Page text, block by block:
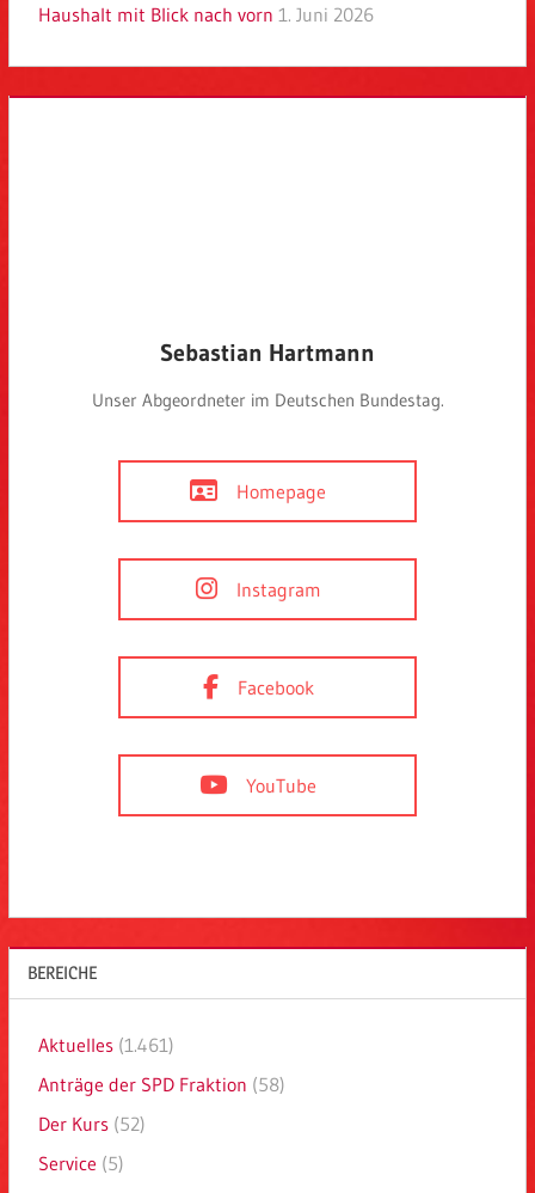
Haushalt mit Blick nach vorn 1. Juni 2026
Sebastian Hartmann
Unser Abgeordneter im Deutschen Bundestag.
Homepage
Instagram
Facebook
YouTube
BEREICHE
Aktuelles(1.461)
Anträge der SPD Fraktion (58)
Der Kurs(52)
Service (5)